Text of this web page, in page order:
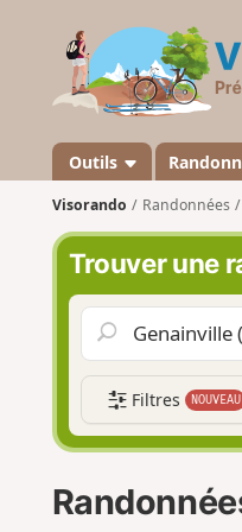
Outils
Visorando Randonnées
Trouver une
Filtres NOUVEAU